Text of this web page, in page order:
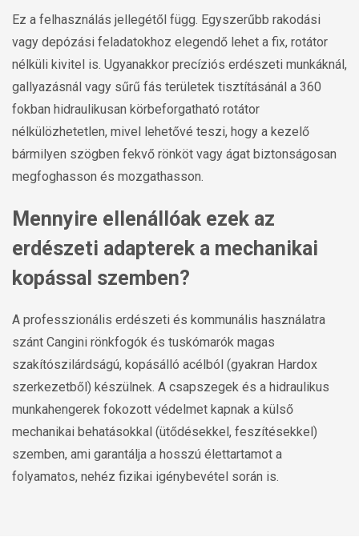
Ez a felhasználás jellegétől függ. Egyszerűbb rakodási
vagy depózási feladatokhoz elegendő lehet a fix, rotátor
nélküli kivitel is. Ugyanakkor precíziós erdészeti munkáknál,
gallyazásnál vagy sűrű fás területek tisztításánál a 360
fokban hidraulikusan körbeforgatható rotátor
nélkülözhetetlen, mivel lehetővé teszi, hogy a kezelő
bármilyen szögben fekvő rönköt vagy ágat biztonságosan
megfoghasson és mozgathasson.
Mennyire ellenállóak ezek az
erdészeti adapterek a mechanikai
kopással szemben?
A professzionális erdészeti és kommunális használatra
szánt Cangini rönkfogók és tuskómarók magas
szakítószilárdságú, kopásálló acélból (gyakran Hardox
szerkezetből) készülnek. A csapszegek és a hidraulikus
munkahengerek fokozott védelmet kapnak a külső
mechanikai behatásokkal (ütődésekkel, feszítésekkel)
szemben, ami garantálja a hosszú élettartamot a
folyamatos, nehéz fizikai igénybevétel során is.